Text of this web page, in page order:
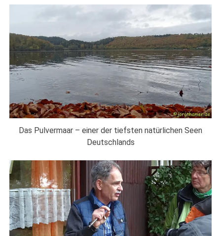
Das Pulvermaar – einer der tiefsten natürlichen Seen
Deutschlands